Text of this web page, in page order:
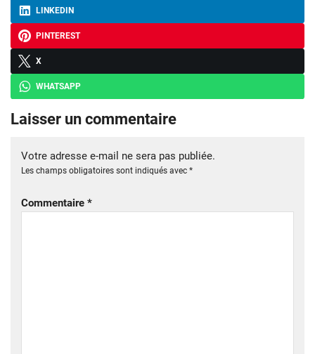
LINKEDIN
PINTEREST
X
WHATSAPP
Laisser un commentaire
Votre adresse e-mail ne sera pas publiée.
Les champs obligatoires sont indiqués avec *
Commentaire *